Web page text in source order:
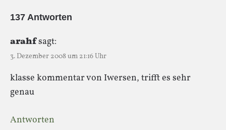
137 Antworten
arahfsagt:
3. Dezember 2008 um 21:16 Uhr
klasse kommentar von Iwersen, trifft es sehr
genau
Antworten